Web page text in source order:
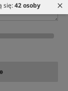
się:42 osoby